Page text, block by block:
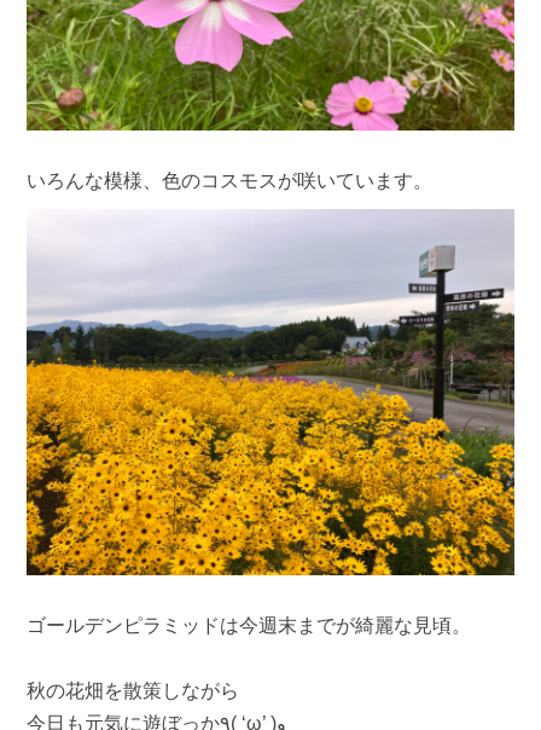
いろんな模様、色のコスモスが咲いています。
ゴールデンピラミッドは今週末までが綺麗な見頃。
秋の花畑を散策しながら
今日も元気に遊ぼっか٩( ‘ω’ )و